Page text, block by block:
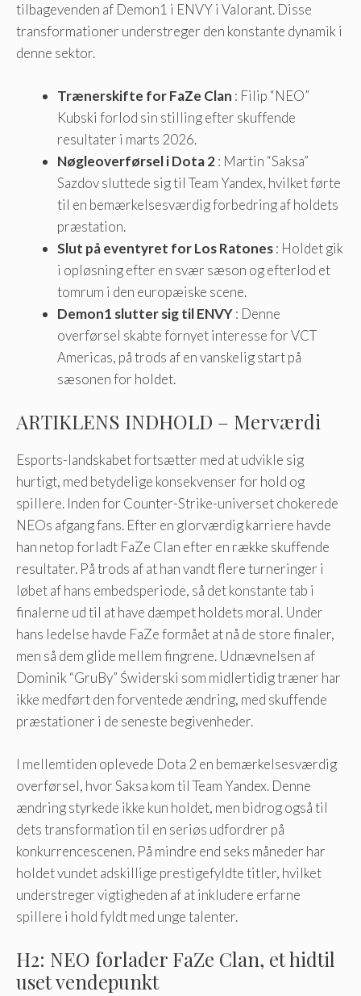
tilbagevenden af ​​Demon1 i ENVY i Valorant. Disse
transformationer understreger den konstante dynamik i
denne sektor.
Trænerskifte for FaZe Clan : Filip “NEO”
Kubski forlod sin stilling efter skuffende
resultater i marts 2026.
Nøgleoverførsel i Dota 2: Martin “Saksa”
Sazdov sluttede sig til Team Yandex, hvilket førte
til en bemærkelsesværdig forbedring af holdets
præstation.
Slut på eventyret for Los Ratones: Holdet gik
i opløsning efter en svær sæson og efterlod et
tomrum i den europæiske scene.
Demon1 slutter sig til ENVY: Denne
overførsel skabte fornyet interesse for VCT
Americas, på trods af en vanskelig start på
sæsonen for holdet.
ARTIKLENS INDHOLD – Merværdi
Esports-landskabet fortsætter med at udvikle sig
hurtigt, med betydelige konsekvenser for hold og
spillere. Inden for Counter-Strike-universet chokerede
NEOs afgang fans. Efter en glorværdig karriere havde
han netop forladt FaZe Clan efter en række skuffende
resultater. På trods af at han vandt flere turneringer i
løbet af hans embedsperiode, så det konstante tab i
finalerne ud til at have dæmpet holdets moral. Under
hans ledelse havde FaZe formået at nå de store finaler,
men så dem glide mellem fingrene. Udnævnelsen af ​​
Dominik “GruBy” Świderski som midlertidig træner har
ikke medført den forventede ændring, med skuffende
præstationer i de seneste begivenheder.
I mellemtiden oplevede Dota 2 en bemærkelsesværdig
overførsel, hvor Saksa kom til Team Yandex. Denne
ændring styrkede ikke kun holdet, men bidrog også til
dets transformation til en seriøs udfordrer på
konkurrencescenen. På mindre end seks måneder har
holdet vundet adskillige prestigefyldte titler, hvilket
understreger vigtigheden af ​​at inkludere erfarne
spillere i hold fyldt med unge talenter.
H2: NEO forlader FaZe Clan, et hidtil
uset vendepunkt